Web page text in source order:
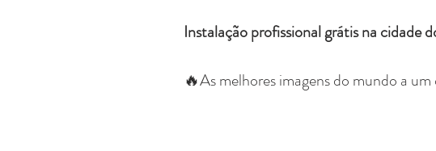
Instalação profissional grátis na cidade
🔥As melhores imagens do mundo a